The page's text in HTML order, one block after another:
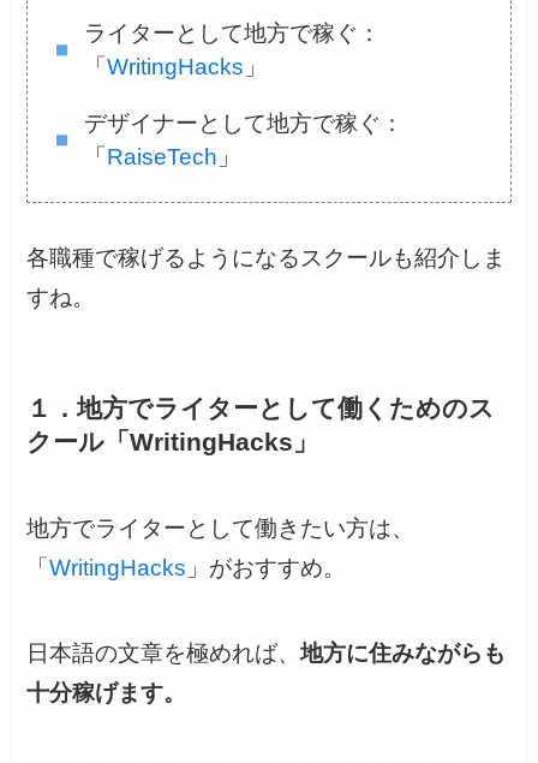
ライターとして地方で稼ぐ：
「WritingHacks 」
デザイナーとして地方で稼ぐ：
「 RaiseTech 」
各職種で稼げるようになるスクールも紹介しま
すね。
１．地方でライターとして働くためのス
クール「WritingHacks」
地方でライターとして働きたい方は、
「WritingHacks 」がおすすめ。
日本語の文章を極めれば、地方に住みながらも
十分稼げます。